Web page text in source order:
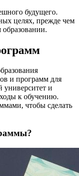
будущего.
целях, прежде чем
образовании.
и программ для
и
к обучению.
чтобы сделать